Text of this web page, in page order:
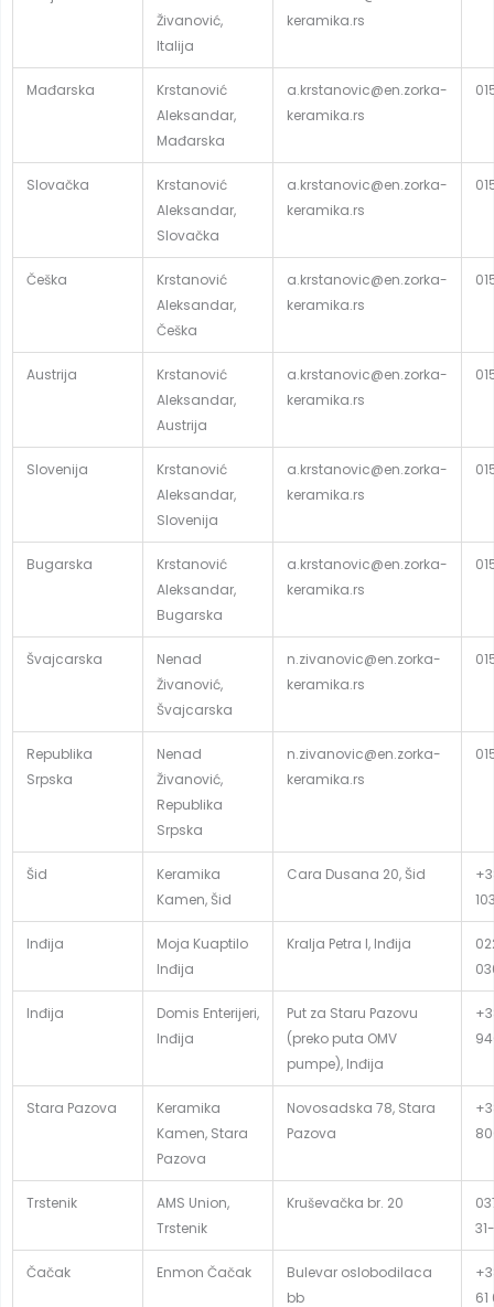
Živanović,
Italija
keramika.rs
Mađarska
Krstanović
Aleksandar,
Mađarska
a.krstanovic@en.zorka-
keramika.rs
Slovačka
Krstanović
Aleksandar,
Slovačka
a.krstanovic@en.zorka-
keramika.rs
Češka
Krstanović
Aleksandar,
Češka
a.krstanovic@en.zorka-
keramika.rs
Austrija
Krstanović
Aleksandar,
Austrija
a.krstanovic@en.zorka-
keramika.rs
Slovenija
Krstanović
Aleksandar,
Slovenija
a.krstanovic@en.zorka-
keramika.rs
Bugarska
Krstanović
Aleksandar,
Bugarska
a.krstanovic@en.zorka-
keramika.rs
Švajcarska
Nenad
Živanović,
Švajcarska
n.zivanovic@en.zorka-
keramika.rs
Republika
Srpska
Nenad
Živanović,
Republika
Srpska
n.zivanovic@en.zorka-
keramika.rs
Šid
Keramika
Kamen, Šid
Cara Dusana 20, Šid
Inđija
Moja Kuaptilo
Inđija
Kralja Petra I, Inđija
Inđija
Domis Enterijeri,
Inđija
Put za Staru Pazovu
(preko puta OMV
pumpe), Inđija
Stara Pazova
Keramika
Kamen, Stara
Pazova
Novosadska 78, Stara
Pazova
Trstenik
AMS Union,
Trstenik
Kruševačka br. 20
Čačak Enmon Čačak
Bulevar oslobodilaca
bb